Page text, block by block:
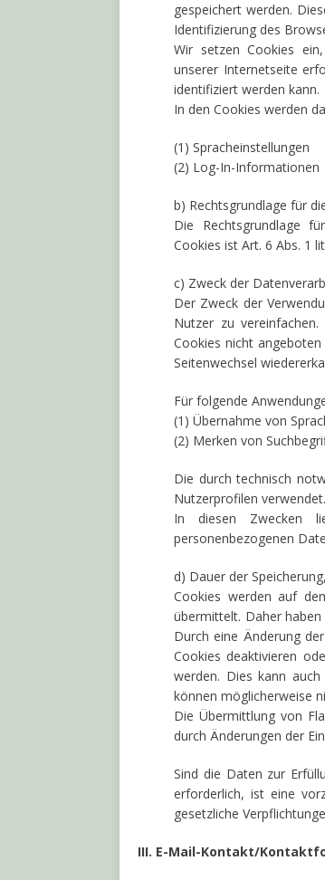
gespeichert werden.
Identifizierung des
Wir setzen Cookies
unserer Internetseite
identifiziert werden kann.
In den Cookies werden
(1) Spracheinstellungen
(2) Log-In-Informationen
b) Rechtsgrundlage für
Die Rechtsgrundlage
Cookies ist Art. 6 Abs. 1
c) Zweck der
Der Zweck der
Nutzer zu
Cookies nicht
Seitenwechsel
Für folgende
(1) Übernahme von
(2) Merken von
Die durch technisch
Nutzerprofilen verwendet.
In diesen Zwecken
personenbezogenen
d) Dauer der
Cookies werden auf
übermittelt. Daher
Durch eine Änderung
Cookies deaktivieren
werden. Dies kann
können möglicherweise
Die Übermittlung von
durch Änderungen der
Sind die Daten zur
erforderlich, ist eine
gesetzliche
III. E-Mail-Kontakt/